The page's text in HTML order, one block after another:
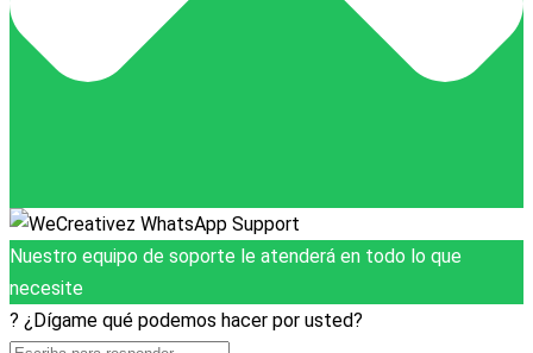
Nuestro equipo de soporte le atenderá en todo lo que
necesite
? ¿Dígame qué podemos hacer por usted?